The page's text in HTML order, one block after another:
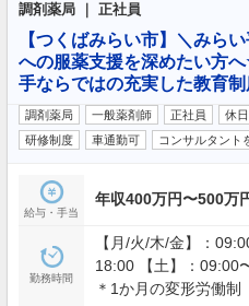
調剤薬局 ｜ 正社員
【つくばみらい市】＼みら
への服薬支援を深めたい方
手ならではの充実した教育
調剤薬局 一般薬剤師 正社員 休
研修制度
車通勤可 コンサルタント
給与・手当
年収400万円〜500万
勤務時間
【月/火/木/金】：
18:00 【土】：09:00
＊1か月の変形労働制